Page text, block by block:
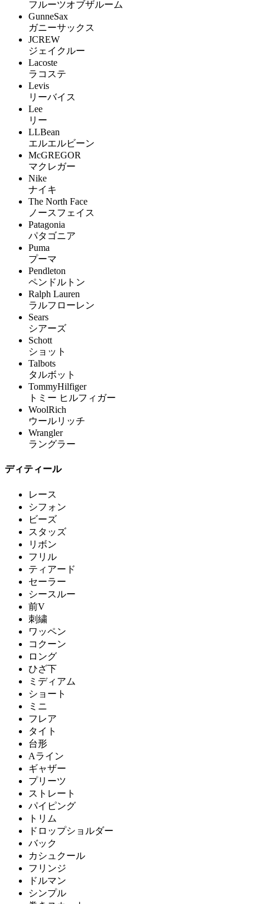
フルーツオブザルーム
GunneSax
ガニーサックス
JCREW
ジェイクルー
Lacoste
ラコステ
Levis
リーバイス
Lee
リー
LLBean
エルエルビーン
McGREGOR
マクレガー
Nike
ナイキ
The North Face
ノースフェイス
Patagonia
パタゴニア
Puma
プーマ
Pendleton
ペンドルトン
Ralph Lauren
ラルフローレン
Sears
シアーズ
Schott
ショット
Talbots
タルボット
TommyHilfiger
トミー ヒルフィガー
WoolRich
ウールリッチ
Wrangler
ラングラー
ディティール
レース
シフォン
ビーズ
スタッズ
リボン
フリル
ティアード
セーラー
シースルー
前V
刺繍
ワッペン
コクーン
ロング
ひざ下
ミディアム
ショート
ミニ
フレア
タイト
台形
Aライン
ギャザー
プリーツ
ストレート
パイピング
トリム
ドロップショルダー
バック
カシュクール
フリンジ
ドルマン
シンプル